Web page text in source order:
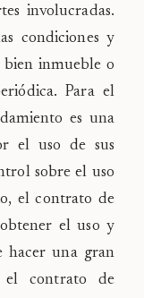
involucradas.
condiciones y
inmueble o
Para el
es una
el uso de sus
sobre el uso
el contrato de
el uso y
hacer una gran
el contrato de